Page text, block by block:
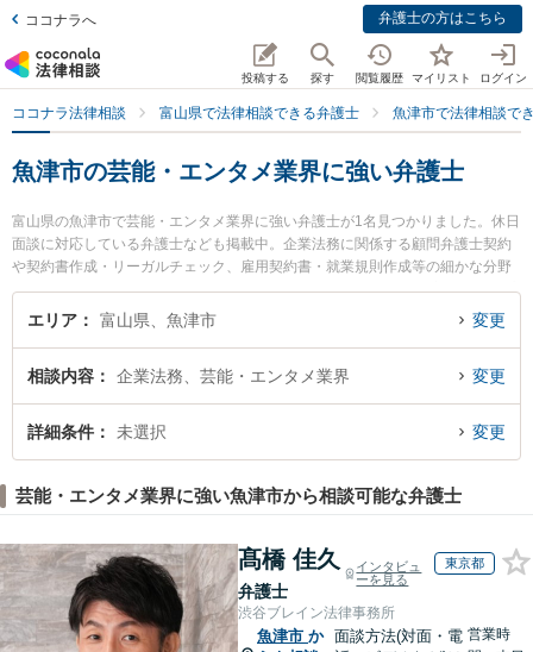
ココナラへ 弁護士の方はこちら
投稿する 探す 閲覧履歴 マイリスト ログイン
ココナラ法律相談 富山県で法律相談できる弁護士 魚津市で法律相談で
魚津市の芸能・エンタメ業界に強い弁護士
富山県の魚津市で芸能・エンタメ業界に強い弁護士が1名見つかりました。休日
面談に対応している弁護士なども掲載中。企業法務に関係する顧問弁護士契約
や契約書作成・リーガルチェック、雇用契約書・就業規則作成等の細かな分野
での絞り込み検索もでき便利です。特に魚津法律事務所の小路 泰彦弁護士のプ
ロフィール情報や弁護士費用、強みなどが注目されています。『魚津市で土日
たい』『初回相談無料で芸能・エンタメ業界を法律相談できる魚津市内の弁護
士に相談予約したい』などでお困りの相談者さんにおすすめです。
エリア 富山県、魚津市 変更
相談内容 企業法務、芸能・エンタメ業界 変更
詳細条件 未選択 変更
芸能・エンタメ業界に強い魚津市から相談可能な弁護士
髙橋 佳久
弁護士
インタビュ
ーを見る
東京都
渋谷ブレイン法律事務所
魚津市 か 面談方法(対面・電 営業時